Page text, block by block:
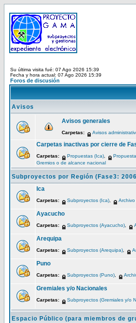
Su última visita fué: 07 Ago 2026 15:39
Fecha y hora actual: 07 Ago 2026 15:39
Foros de discusión
Avisos
Avisos generales
Carpetas: Avisos
Carpetas inactivas por cierre de
Carpetas: Propuestas (Ica)
Gremios o de alcance nacional
Subproyectos por Región (Fase3:
Ica
Carpetas: Subproyectos (Ica) Archivo
Ayacucho
Carpetas: Subproyectos (Ayacucho)
Arequipa
Carpetas: Subproyectos (Arequipa)
Puno
Carpetas: Subproyectos (Puno)
Gremiales y/o Nacionales
Carpetas: Subproyectos (Gremiales y/o
Espacio Público (para miembros de